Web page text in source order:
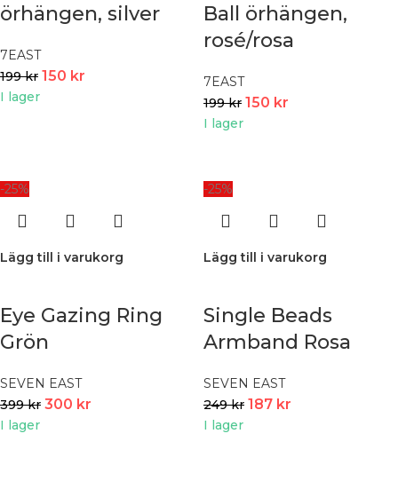
örhängen, silver
7EAST
199kr 150 kr
I lager
Ball örhängen,
rosé/rosa
7EAST
199kr 150 kr
I lager
-25%
Lägg till i varukorg
Eye Gazing Ring
Grön
SEVEN EAST
399kr 300 kr
I lager
-25%
Lägg till i varukorg
Single Beads
Armband Rosa
SEVEN EAST
249kr 187 kr
I lager